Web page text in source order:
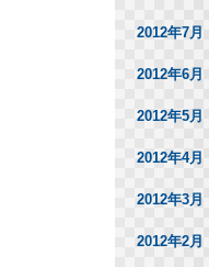
2012年7月
2012年6月
2012年5月
2012年4月
2012年3月
2012年2月